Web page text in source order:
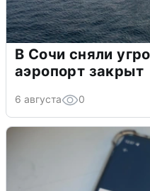
В Сочи сняли
аэропорт закрыт
6 августа 0